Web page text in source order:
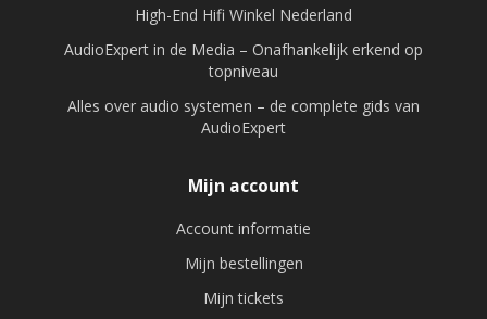
High-End Hifi Winkel Nederland
AudioExpert in de Media – Onafhankelijk erkend op
topniveau
Alles over audio systemen – de complete gids van
AudioExpert
Mijn account
Account informatie
Mijn bestellingen
Mijn tickets